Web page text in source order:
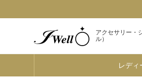
アクセサリー・
ル）
レディ